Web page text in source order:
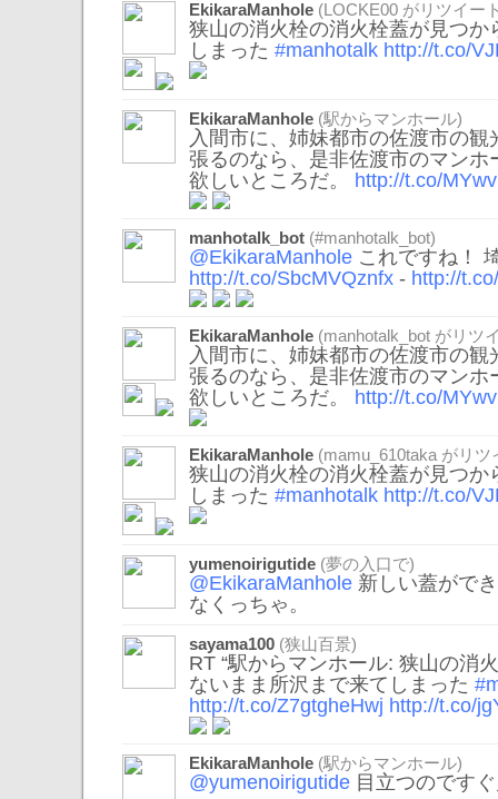
EkikaraManhole ( LOCKE00 がリツイー
狭山の消火栓の消火栓蓋が見つか
しまった #manhotalk http://t.co/
EkikaraManhole (駅からマンホール)
入間市に、姉妹都市の佐渡市の
張るのなら、是非佐渡市のマンホ
欲しいところだ。 http://t.co/
manhotalk_bot (#manhotalk_bot)
@EkikaraManhole これですね！
http://t.co/SbcMVQznfx - http://
EkikaraManhole (manhotalk_bot がリツ
入間市に、姉妹都市の佐渡市の
張るのなら、是非佐渡市のマンホ
欲しいところだ。 http://t.co/
EkikaraManhole (mamu_610taka がリツ
狭山の消火栓の消火栓蓋が見つか
しまった #manhotalk http://t.co/
yumenoirigutide (夢の入口で)
@EkikaraManhole 新しい蓋がで
なくっちゃ。
sayama100 (狭山百景)
RT “駅からマンホール: 狭山の消
ないまま所沢まで来てしまった
http://t.co/Z7gtgheHwj http://t.co/
EkikaraManhole (駅からマンホール)
@yumenoirigutide 目立つのです